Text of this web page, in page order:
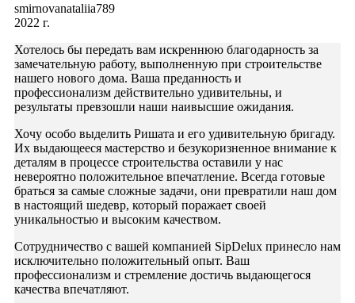
smirnovanataliia789
2022 г.
Хотелось бы передать вам искреннюю благодарность за
замечательную работу, выполненную при строительстве
нашего нового дома. Ваша преданность и
профессионализм действительно удивительны, и
результаты превзошли наши наивысшие ожидания.
Хочу особо выделить Ришата и его удивительную бригаду.
Их выдающееся мастерство и безукоризненное внимание к
деталям в процессе строительства оставили у нас
невероятно положительное впечатление. Всегда готовые
браться за самые сложные задачи, они превратили наш дом
в настоящий шедевр, который поражает своей
уникальностью и высоким качеством.
Сотрудничество с вашей компанией SipDelux принесло нам
исключительно положительный опыт. Ваш
профессионализм и стремление достичь выдающегося
качества впечатляют.